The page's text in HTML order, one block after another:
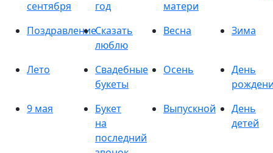
сентября
год
матери
ПоздравлениеСказать
люблю
Весна Зима
Лето
Свадебные
букеты
Осень
День
9 мая
Букет
на
последний
Выпускной
День
детей